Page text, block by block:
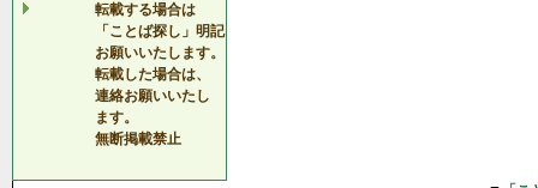
転載する場合は
「ことば探し」明記
お願いいたします。
転載した場合は、
連絡お願いいたし
ます。
無断掲載禁止